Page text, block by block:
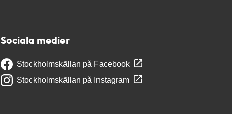
Sociala medier
Stockholmskällan på Facebook
Stockholmskällan på Instagram